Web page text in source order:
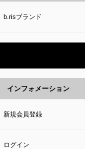
b.risブランド
インフォメーション
新規会員登録
ログイン